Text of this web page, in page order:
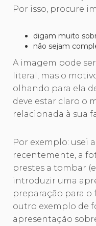
Por isso, procure
digam muito
não sejam
A imagem pode
literal, mas o
olhando para ela
deve estar claro o
relacionada à sua
Por exemplo: usei
recentemente, a
prestes a tombar
introduzir uma
preparação para o
outro exemplo de
apresentação